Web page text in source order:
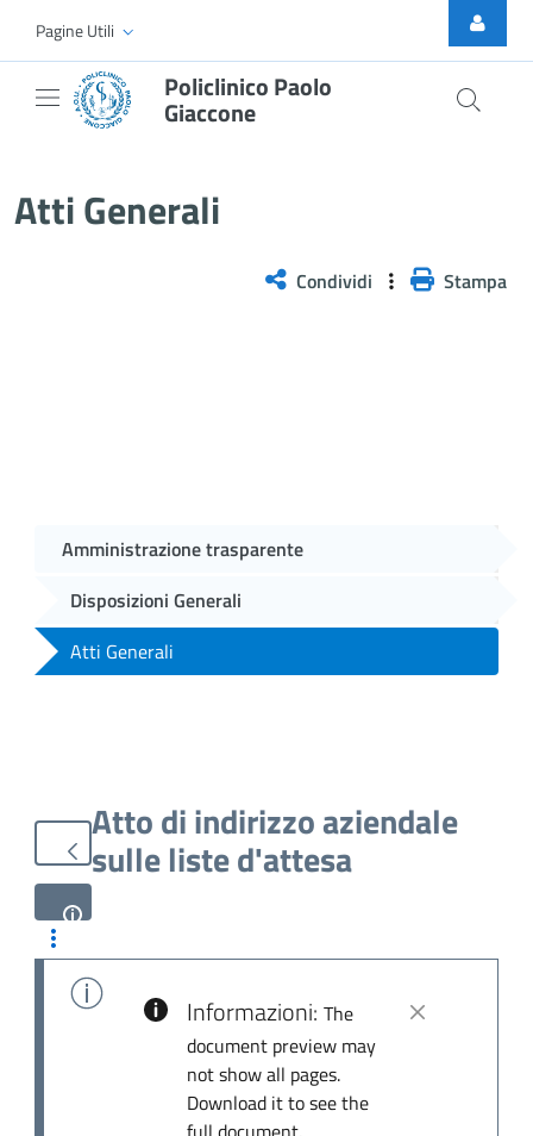
Skip to Main Content
Pagine Utili
Policlinico Paolo
Giaccone
Atti Generali
Condividi Stampa
Amministrazione trasparente
Disposizioni Generali
Atti Generali
Atto di indirizzo aziendale
sulle liste d'attesa
Informazioni: The
document preview may
not show all pages.
Download it to see the